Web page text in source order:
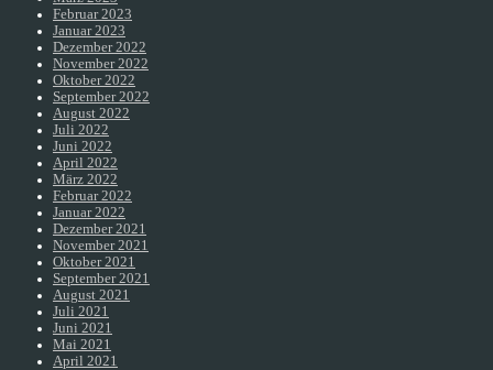
Februar 2023
Januar 2023
Dezember 2022
November 2022
Oktober 2022
September 2022
August 2022
Juli 2022
Juni 2022
April 2022
März 2022
Februar 2022
Januar 2022
Dezember 2021
November 2021
Oktober 2021
September 2021
August 2021
Juli 2021
Juni 2021
Mai 2021
April 2021